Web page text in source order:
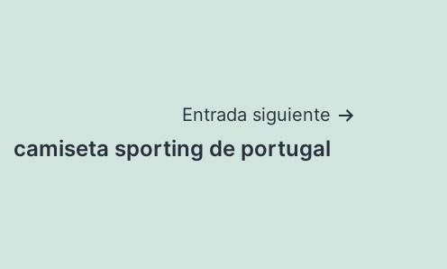
Entrada siguiente
camiseta sporting de portugal